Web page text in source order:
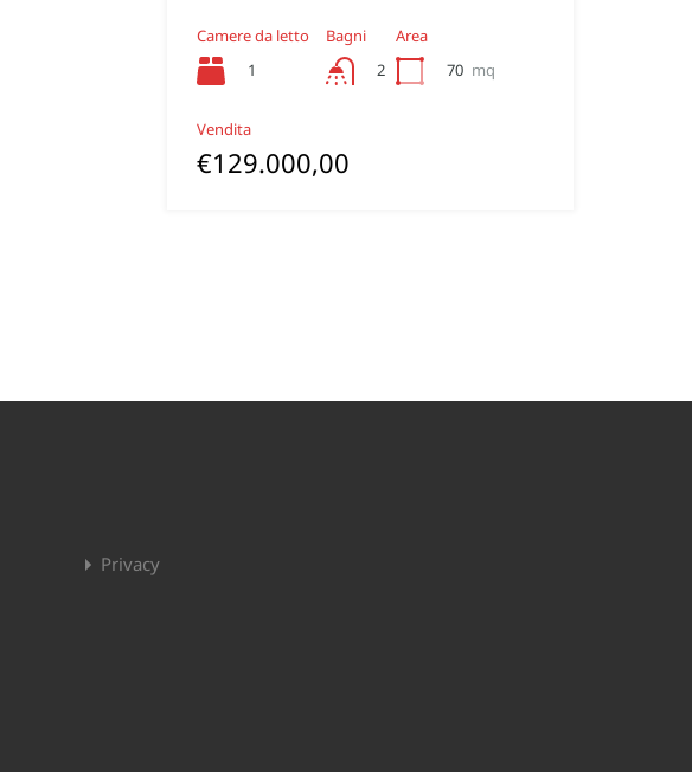
Camere da letto
1
Bagni
2
Area
70 mq
Vendita
€129.000,00
Privacy